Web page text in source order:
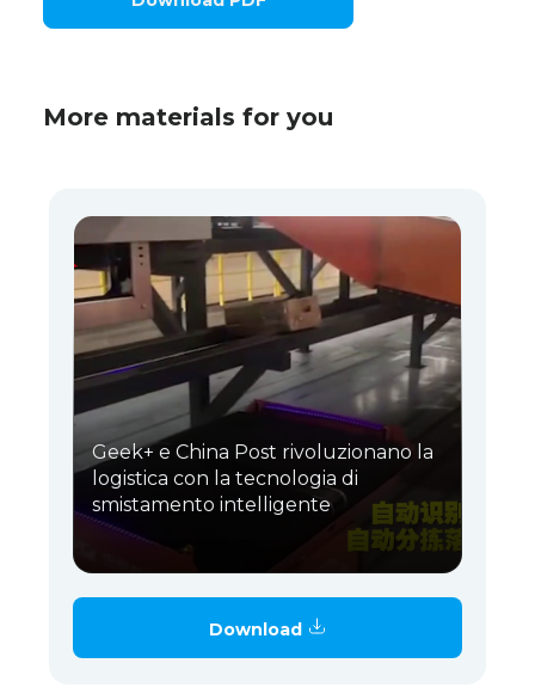
More materials for you
Geek+ e China Post rivoluzionano la
logistica con la tecnologia di
smistamento intelligente
Download